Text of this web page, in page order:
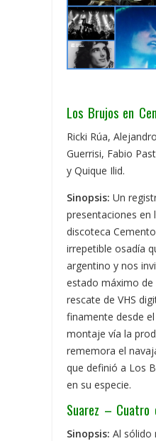
Los Brujos en
Ricki Rúa,
Guerrisi, Fabio
y Quique Ilid.
Sinopsis: Un
presentaciones en
discoteca
irrepetible osadía
argentino y nos
estado máximo de
rescate de VHS
finamente desde
montaje vía la
rememora el
que definió a Los
en su especie.
Suarez – Cuatro
Sinopsis: Al sólido